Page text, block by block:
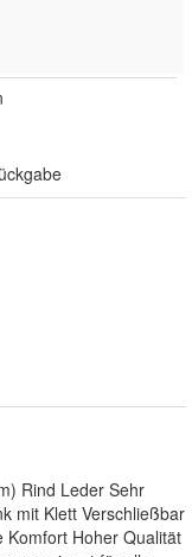
Rind Leder Sehr
mit Klett Verschließbar
Komfort Hoher Qualität